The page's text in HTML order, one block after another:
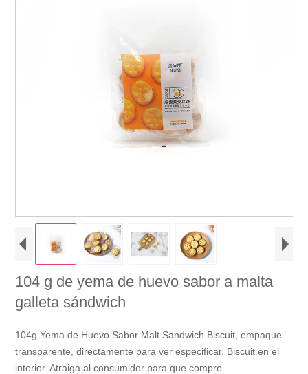
104 g de yema de huevo sabor a malta
galleta sándwich
104g Yema de Huevo Sabor Malt Sandwich Biscuit, empaque
transparente, directamente para ver especificar. Biscuit en el
interior. Atraiga al consumidor para que compre.